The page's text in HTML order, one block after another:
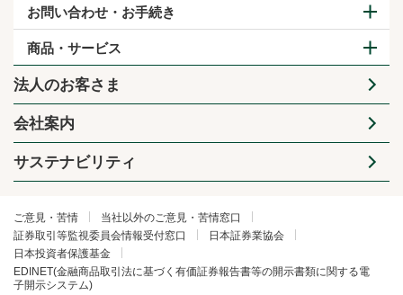
お問い合わせ・お手続き
商品・サービス
法人のお客さま
会社案内
サステナビリティ
ご意見・苦情
当社以外のご意見・苦情窓口
証券取引等監視委員会情報受付窓口
日本証券業協会
日本投資者保護基金
EDINET(金融商品取引法に基づく有価証券報告書等の開示書類に関する電
子開示システム)